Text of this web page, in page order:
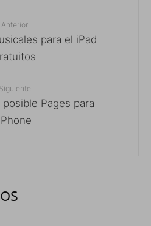
Anterior
para el iPad
Siguiente
Pages para